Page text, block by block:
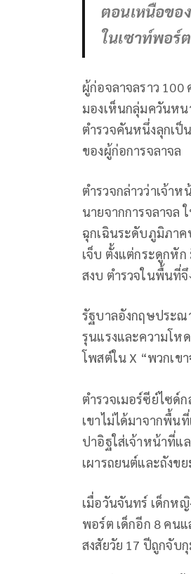
ตอนเหนือขอ
ในเซาท์พอร์
ผู้ก่อจลาจลราว 100
มองเห็นกลุ่มควันห
ตำรวจคันหนึ่งลุกเ
ของผู้ก่อการจลาจล
ตำรวจกล่าวว่าเจ้า
นายจากการจลาจล
ฉุกเฉินระดับภูมิภาค
เจ็บ ตั้งแต่กระดูกหั
สงบ ตำรวจในพื้นที่
รัฐบาลอังกฤษประณ
รุนแรงและความโห
โพสต์ใน X “พวกเข
ตำรวจเมอร์ซีย์ไซด์
เขาไม่ได้มาจากพื้น
ปาอิฐใส่เจ้าหน้าที่แ
เผารถยนต์และถังข
เมื่อวันจันทร์ เด็กหญิ
พอร์ต เด็กอีก 8 คน
สงสัยวัย 17 ปีถูกจับ